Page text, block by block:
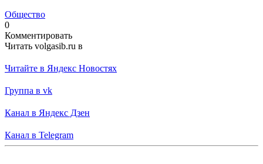
Общество
0
Комментировать
Читать volgasib.ru в
Читайте в Яндекс Новостях
Группа в vk
Канал в Яндекс Дзен
Канал в Telegram